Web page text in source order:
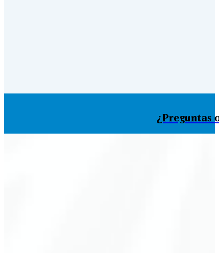
¿Preguntas